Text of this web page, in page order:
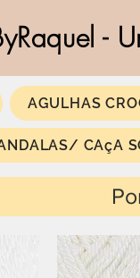
-
AGULHAS
CAçA
Gratis